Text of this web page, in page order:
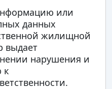
или
данных
жилищной
выдает
нарушения и
к